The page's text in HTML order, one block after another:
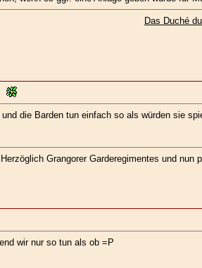
Das Duché
die Barden tun einfach so als würden sie
Grangorer Garderegimentes und
wir nur so tun als ob =P